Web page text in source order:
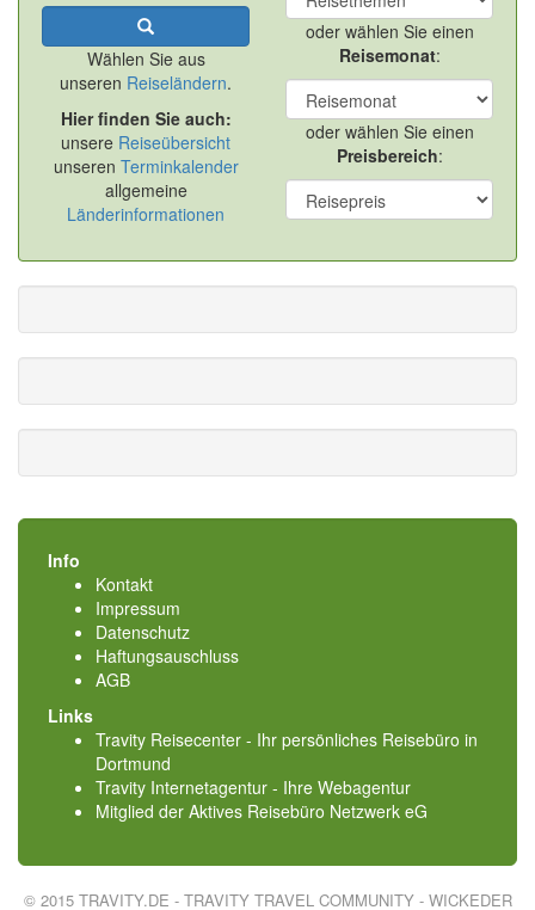
Wählen Sie aus
unseren Reiseländern.
Hier finden Sie auch:
unsere Reiseübersicht
unseren Terminkalender
allgemeine
Länderinformationen
oder wählen Sie einen
Reisemonat:
oder wählen Sie einen
Preisbereich:
Info
Kontakt
Impressum
Datenschutz
Haftungsauschluss
AGB
Links
Travity Reisecenter - Ihr persönliches Reisebüro in
Dortmund
Travity Internetagentur - Ihre Webagentur
Mitglied der Aktives Reisebüro Netzwerk eG
© 2015 TRAVITY.DE - TRAVITY TRAVEL COMMUNITY - WICKEDER